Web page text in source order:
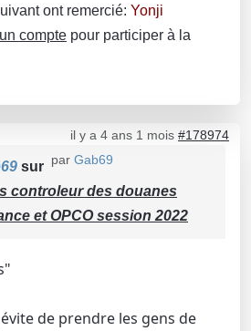
ont remercié: Yonji
compte pour participer à la
il y a 4 ans 1 mois #178974
par Gab69
sur
controleur des douanes
et OPCO session 2022
de prendre les gens de